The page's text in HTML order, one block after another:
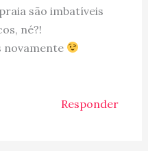
são imbatíveis
né?!
novamente
Responder